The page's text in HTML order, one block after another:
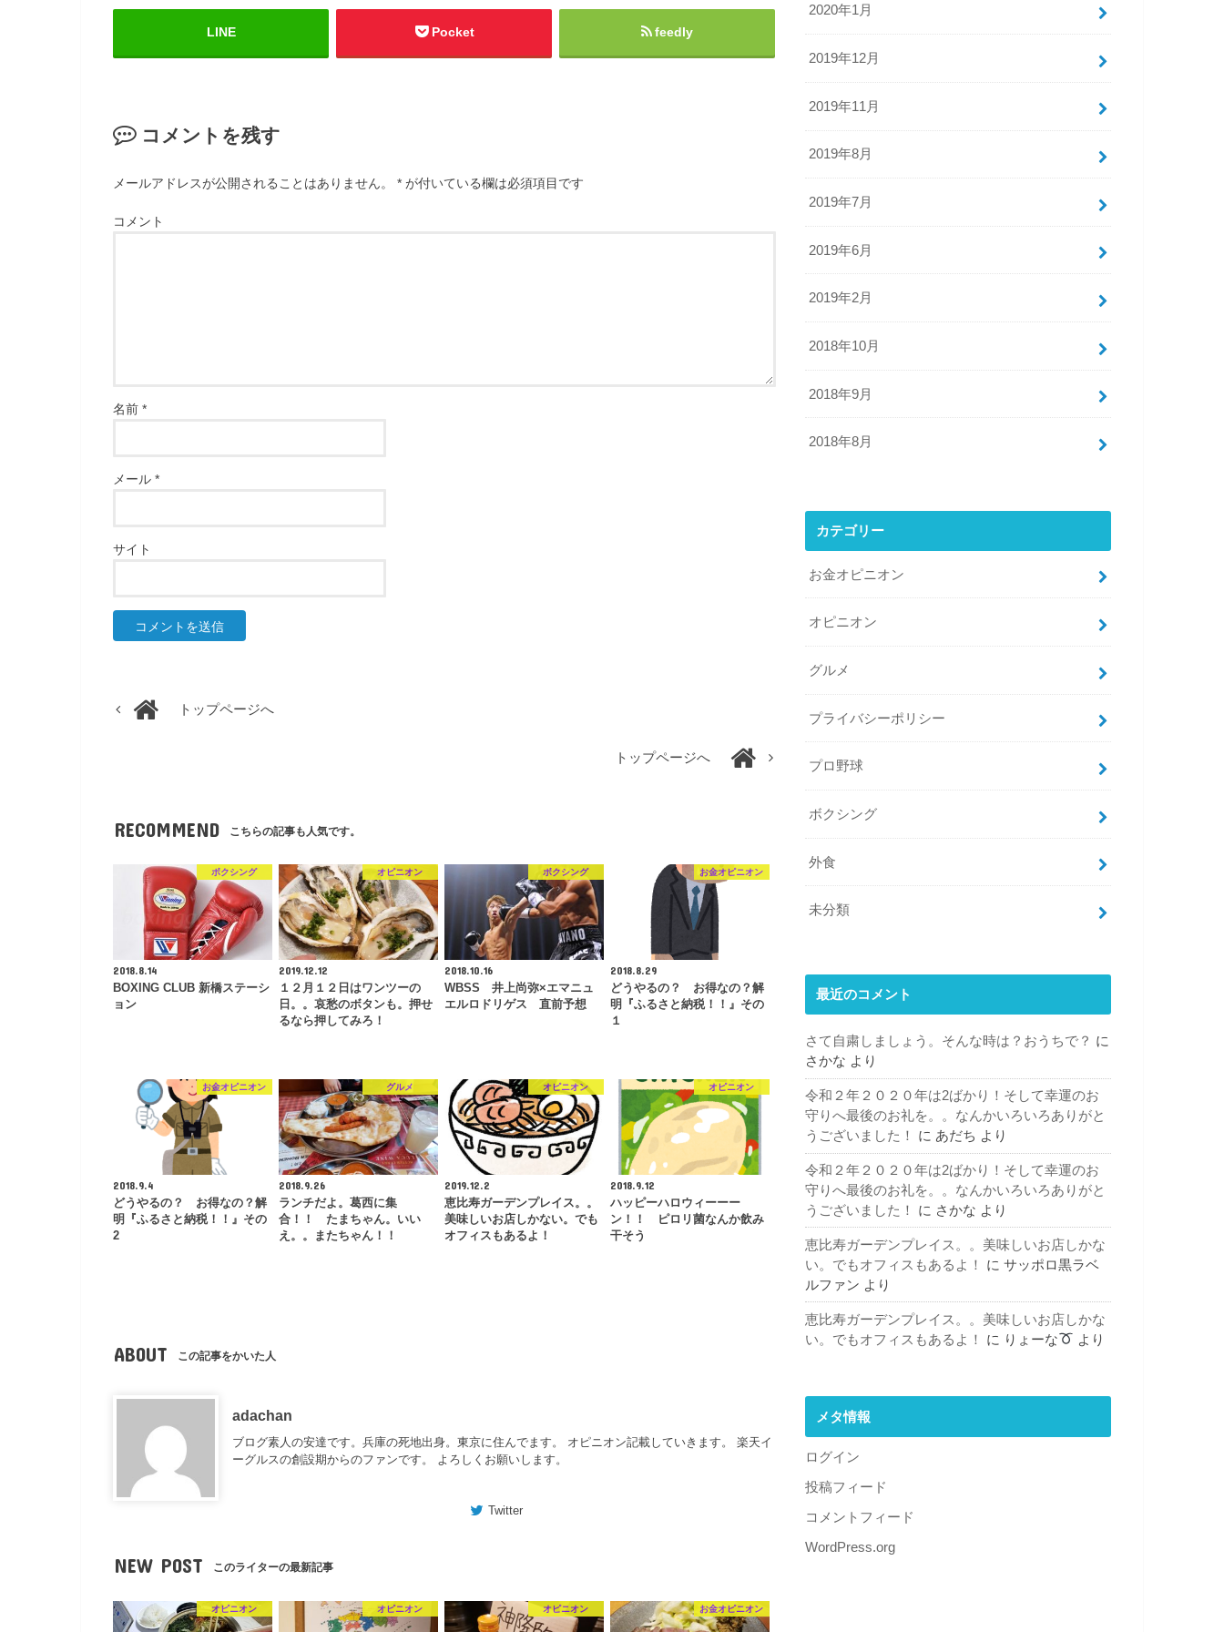
LINE Pocket feedly
コメントを残す
メールアドレスが公開されることはありません。 * が付いている欄は必須項目です
コメント
名前 *
メール *
サイト
トップページへ
トップページへ
RECOMMEND こちらの記事も人気です。
ボクシング
2018.8.14
BOXING CLUB 新橋ステーシ
ョン
オピニオン
2019.12.12
１２月１２日はワンツーの
日。。哀愁のボタンも。押せ
るなら押してみろ！
ボクシング
2018.10.16
WBSS 井上尚弥×エマニュ
エルロドリゲス 直前予想
お金オピニオン
2018.8.29
どうやるの？ お得なの？解
明『ふるさと納税！！』その
１
お金オピニオン
2018.9.4
どうやるの？ お得なの？解
明『ふるさと納税！！』その
2
グルメ
2018.9.26
ランチだよ。葛西に集
合！！ たまちゃん。いい
え。。またちゃん！！
オピニオン
2019.12.2
恵比寿ガーデンプレイス。。
美味しいお店しかない。でも
オフィスもあるよ！
オピニオン
2018.9.12
ハッピーハロウィーーー
ン！！ ピロリ菌なんか飲み
干そう
ABOUT この記事をかいた人
adachan
ブログ素人の安達です。兵庫の死地出身。東京に住んでます。 オピニオン記載していきます。 楽天イ
ーグルスの創設期からのファンです。 よろしくお願いします。
Twitter
NEW POST このライターの最新記事
オピニオン オピニオン オピニオン お金オピニオン
2020年1月
2019年12月
2019年11月
2019年8月
2019年7月
2019年6月
2019年2月
2018年10月
2018年9月
2018年8月
カテゴリー
お金オピニオン
オピニオン
グルメ
プライバシーポリシー
プロ野球
ボクシング
外食
未分類
最近のコメント
さて自粛しましょう。そんな時は？おうちで？ に
さかな より
令和２年２０２０年は2ばかり！そして幸運のお
守りへ最後のお礼を。。なんかいろいろありがと
うございました！
に あだち より
令和２年２０２０年は2ばかり！そして幸運のお
守りへ最後のお礼を。。なんかいろいろありがと
うございました！
に さかな より
恵比寿ガーデンプレイス。。美味しいお店しかな
い。でもオフィスもあるよ！
に サッポロ黒ラベ
ルファン より
恵比寿ガーデンプレイス。。美味しいお店しかな
い。でもオフィスもあるよ！
に りょーな より
メタ情報
ログイン
投稿フィード
コメントフィード
WordPress.org